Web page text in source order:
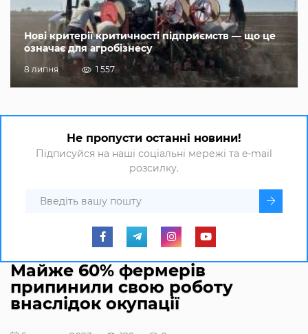
Нові критерії критичності підприємств — що це
означає для агробізнесу
8 липня 1 557
Не пропусти останні новини!
Підписуйся на наші соціальні мережі та e-mail
розсилку.
Майже 60% фермерів
припинили свою роботу
внаслідок окупації